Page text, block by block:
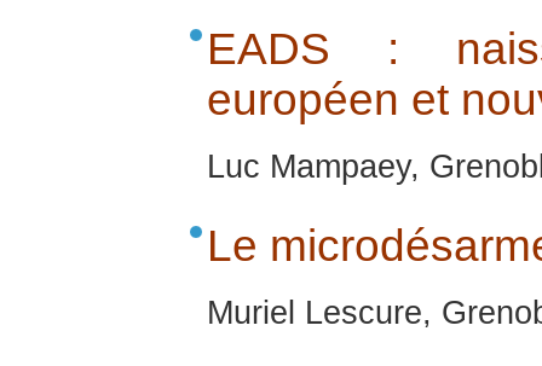
EADS :
européen et
Luc Mampaey,
Le
Muriel Lescure,